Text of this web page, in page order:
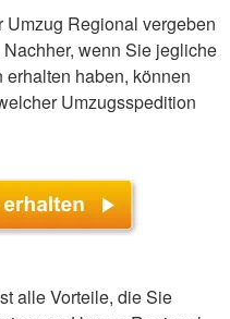
Umzug Regional vergeben
wenn Sie jegliche
haben, können
Umzugsspedition
alle Vorteile, die Sie